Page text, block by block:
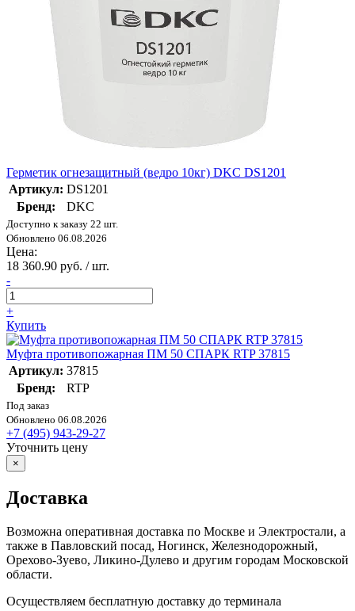
Герметик огнезащитный (ведро 10кг) DKC DS1201
Артикул: DS1201
Бренд:
DKC
Доступно к заказу 22 шт.
Обновлено 06.08.2026
Цена:
18 360.90 руб. / шт.
-
+
Купить
Муфта противопожарная ПМ 50 СПАРК RTP 37815
Артикул: 37815
Бренд:
RTP
Под заказ
Обновлено 06.08.2026
+7 (495) 943-29-27
Уточнить цену
×
Доставка
Возможна оперативная доставка по Москве и Электростали, а
также в Павловский посад, Ногинск, Железнодорожный,
Орехово-Зуево, Ликино-Дулево и другим городам Московской
области.
Осуществляем бесплатную доставку до терминала